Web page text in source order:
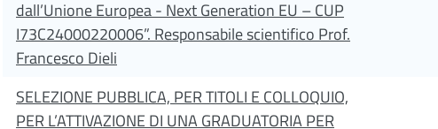
dall’Unione Europea - Next Generation EU – CUP
I73C24000220006”. Responsabile scientifico Prof.
Francesco Dieli
SELEZIONE PUBBLICA, PER TITOLI E COLLOQUIO,
PER L’ATTIVAZIONE DI UNA GRADUATORIA PER